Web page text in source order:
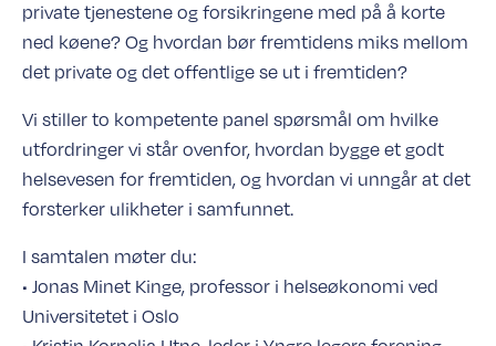
private tjenestene og forsikringene med på å korte
ned køene? Og hvordan bør fremtidens miks mellom
det private og det offentlige se ut i fremtiden?
Vi stiller to kompetente panel spørsmål om hvilke
utfordringer vi står ovenfor, hvordan bygge et godt
helsevesen for fremtiden, og hvordan vi unngår at det
forsterker ulikheter i samfunnet.
I samtalen møter du:
• Jonas Minet Kinge, professor i helseøkonomi ved
Universitetet i Oslo